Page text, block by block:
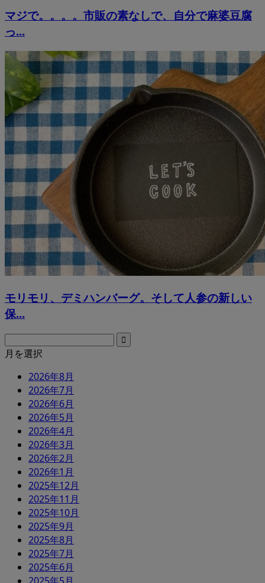
マジで。。。。市販の素なしで、自分で麻婆豆腐
っ...
モリモリ、デミハンバーグ。そして人参の新しい
保...
月を選択
2026年8月
2026年7月
2026年6月
2026年5月
2026年4月
2026年3月
2026年2月
2026年1月
2025年12月
2025年11月
2025年10月
2025年9月
2025年8月
2025年7月
2025年6月